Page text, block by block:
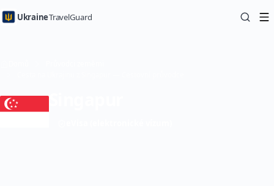
UkraineTravelGuard